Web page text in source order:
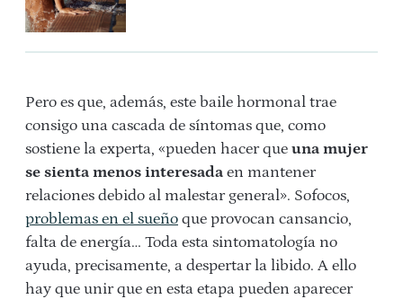
Pero es que, además, este baile hormonal trae
consigo una cascada de síntomas que, como
sostiene la experta, «pueden hacer que una mujer
se sienta menos interesada en mantener
relaciones debido al malestar general». Sofocos,
problemas en el sueño que provocan cansancio,
falta de energía… Toda esta sintomatología no
ayuda, precisamente, a despertar la libido. A ello
hay que unir que en esta etapa pueden aparecer